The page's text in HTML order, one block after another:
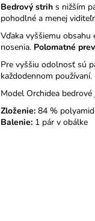
Bedrový strih s nižším
pohodlné a menej
Vďaka vyššiemu obsahu
nosenia. Polomatné
Pre vyššiu odolnosť sú
každodennom používaní.
Model Orchidea
Zloženie: 84 %
Balenie: 1 pár v obálke